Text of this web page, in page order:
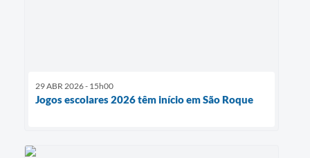
29 ABR 2026 - 15h00
Jogos escolares 2026 têm início em São Roque